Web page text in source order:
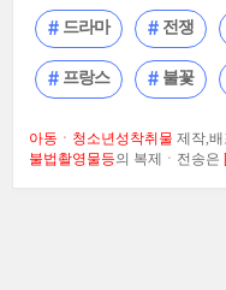
드라마 전쟁
프랑스 불꽃
아동ㆍ청소년성착취물 제작,
불법촬영물등의 복제ㆍ전송은